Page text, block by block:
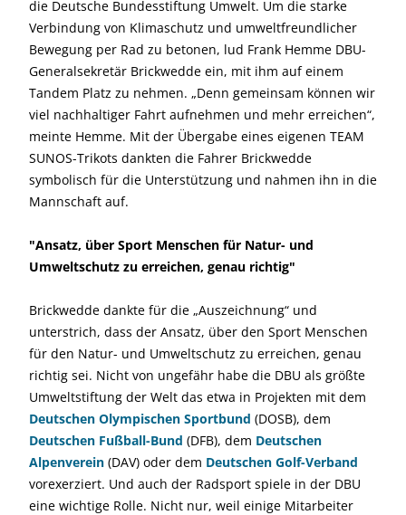
die Deutsche Bundesstiftung Umwelt. Um die starke
Verbindung von Klimaschutz und umweltfreundlicher
Bewegung per Rad zu betonen, lud Frank Hemme DBU-
Generalsekretär Brickwedde ein, mit ihm auf einem
Tandem Platz zu nehmen. „Denn gemeinsam können wir
viel nachhaltiger Fahrt aufnehmen und mehr erreichen“,
meinte Hemme. Mit der Übergabe eines eigenen TEAM
SUNOS-Trikots dankten die Fahrer Brickwedde
symbolisch für die Unterstützung und nahmen ihn in die
Mannschaft auf.
"Ansatz, über Sport Menschen für Natur- und
Umweltschutz zu erreichen, genau richtig"
Brickwedde dankte für die „Auszeichnung“ und
unterstrich, dass der Ansatz, über den Sport Menschen
für den Natur- und Umweltschutz zu erreichen, genau
richtig sei. Nicht von ungefähr habe die DBU als größte
Umweltstiftung der Welt das etwa in Projekten mit dem
Deutschen Olympischen Sportbund (DOSB), dem
Deutschen Fußball-Bund (DFB), dem Deutschen
Alpenverein (DAV) oder dem Deutschen Golf-Verband
vorexerziert. Und auch der Radsport spiele in der DBU
eine wichtige Rolle. Nicht nur, weil einige Mitarbeiter